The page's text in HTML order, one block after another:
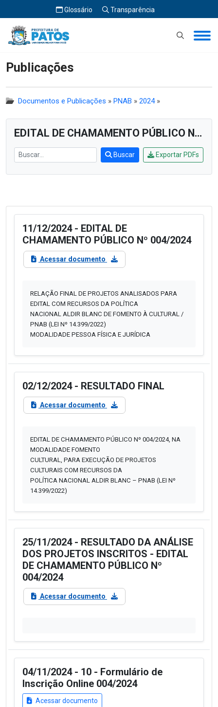
Glossário Transparência
Início Publicações
Publicações
Documentos e Publicações » PNAB » 2024»
EDITAL DE CHAMAMENTO PÚBLICO Nº 004/2024
Buscar Exportar PDFs
11/12/2024 - EDITAL DE
CHAMAMENTO PÚBLICO Nº 004/2024
Acessar documento
RELAÇÃO FINAL DE PROJETOS ANALISADOS PARA
EDITAL COM RECURSOS DA POLÍTICA
NACIONAL ALDIR BLANC DE FOMENTO À CULTURAL /
PNAB (LEI Nº 14.399/2022)
MODALIDADE PESSOA FÍSICA E JURÍDICA
02/12/2024 - RESULTADO FINAL
Acessar documento
EDITAL DE CHAMAMENTO PÚBLICO Nº 004/2024, NA
MODALIDADE FOMENTO
CULTURAL, PARA EXECUÇÃO DE PROJETOS
CULTURAIS COM RECURSOS DA
POLÍTICA NACIONAL ALDIR BLANC – PNAB (LEI Nº
14.399/2022)
25/11/2024 - RESULTADO DA ANÁLISE
DOS PROJETOS INSCRITOS - EDITAL
DE CHAMAMENTO PÚBLICO Nº
004/2024
Acessar documento
04/11/2024 - 10 - Formulário de
Inscrição Online 004/2024
Acessar documento